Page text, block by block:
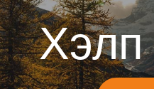
Хэлп